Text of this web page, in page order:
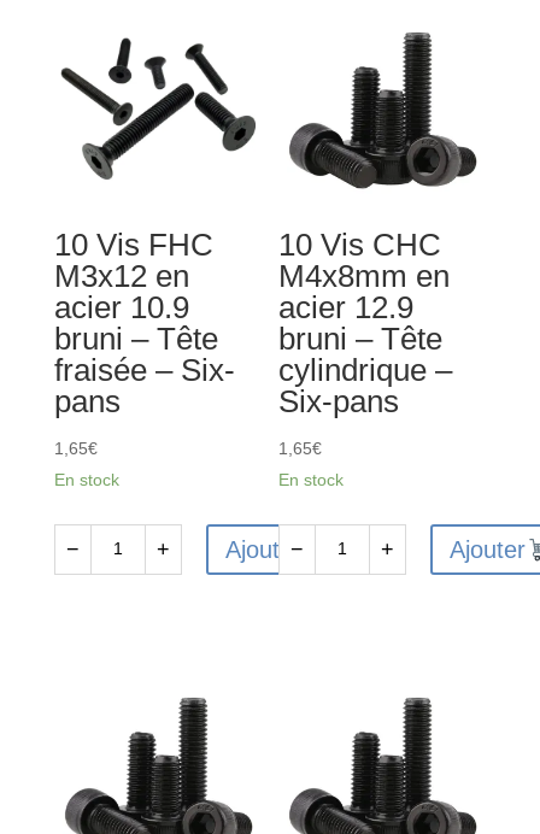
en
10.9
Tête
fraisée
-
Six-
pans
12.9
bruni
Tête
cylindrique
-
Six-
pans
10 Vis FHC
M3x12 en
acier 10.9
bruni – Tête
fraisée – Six-
pans
1,65€
En stock
10.9
− + Ajouter
10 Vis CHC
M4x8mm en
acier 12.9
bruni – Tête
cylindrique –
Six-pans
1,65€
En stock
12.9
− + Ajouter